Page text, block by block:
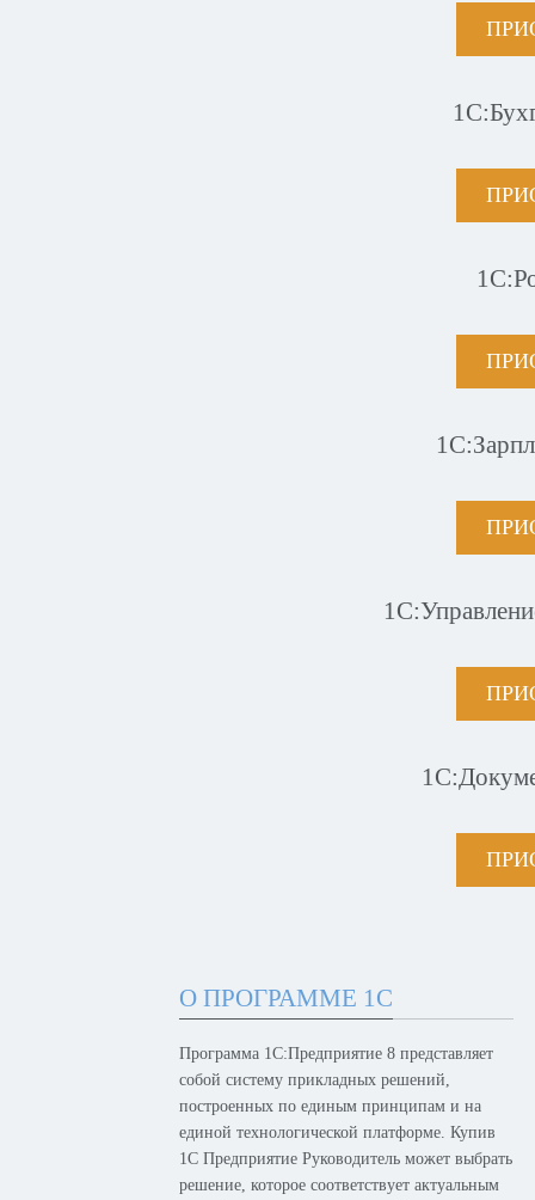
О ПРОГРАММЕ 1С
Программа 1С:Предприятие 8 представляет
собой систему прикладных решений,
построенных по единым принципам и на
единой технологической платформе. Купив
1С Предприятие Руководитель может выбрать
решение, которое соответствует актуальным